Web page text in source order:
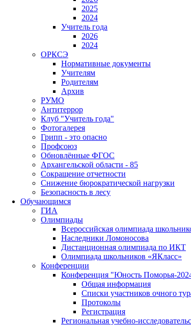
2025
2024
Учитель года
2026
2024
ОРКСЭ
Нормативные документы
Учителям
Родителям
Архив
РУМО
Антитеррор
Клуб "Учитель года"
Фотогалерея
Грипп - это опасно
Профсоюз
Обновлённые ФГОС
Архангельской области - 85
Сокращение отчетности
Снижение бюрократической нагрузки
Безопасность в лесу
Обучающимся
ГИА
Олимпиады
Всероссийская олимпиада
Наследники Ломоносова
Дистанционная олимпиада по ИКТ
Олимпиада школьников «ЯКласс»
Конференции
Конференция "Юность Поморья-
Общая информация
Списки участников очного
Протоколы
Регистрация
Региональная учебно-